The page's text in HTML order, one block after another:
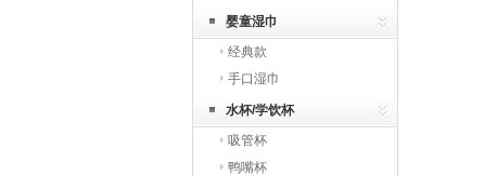
婴童湿巾
经典款
手口湿巾
水杯/学饮杯
吸管杯
鸭嘴杯